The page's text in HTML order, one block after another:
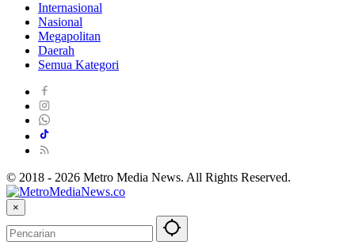
Internasional
Nasional
Megapolitan
Daerah
Semua Kategori
© 2018 - 2026 Metro Media News. All Rights Reserved.
×